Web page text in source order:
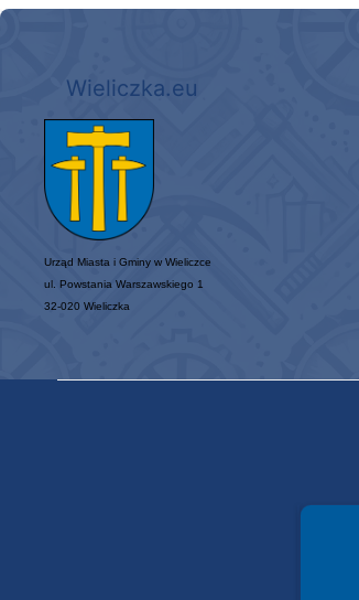
Wieliczka.eu
Urząd Miasta i Gminy w Wieliczce
ul. Powstania Warszawskiego 1
32-020 Wieliczka
Spełniamy
Spełniamy